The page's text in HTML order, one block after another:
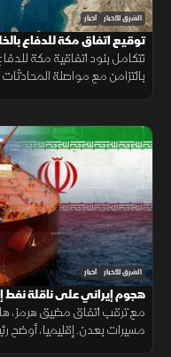
الشرق للأخبار أخبار
توقيع اتفاق مكة للدفاع
تتكامل بنود اتفاقية مكة
بالتزامن مع مواصلة
الشرق للأخبار أخبار
هجوم إيراني على ناقلة نفط
الجوار
مع ترقب اتفاق مضيق هرمز،
مسيرات بعدن. إقليميا، أوضح